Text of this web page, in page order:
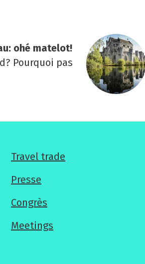
ohé mate­lot!
Pourquoi pas
Pour
les
professionnels
Travel trade
Presse
Congrès
Meetings